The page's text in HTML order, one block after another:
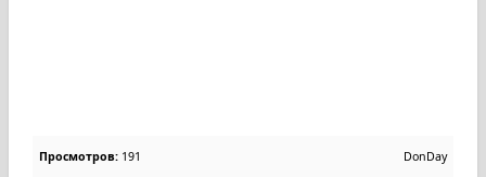
Просмотров: 191 DonDay